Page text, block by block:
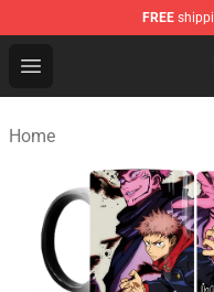
FREE
Open menu
Anime Mug Shop -
Home